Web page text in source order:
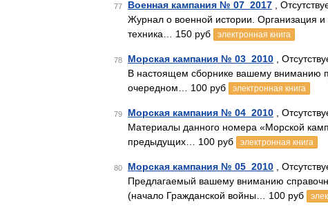
77 Военная кампания № 07_2017 ,
Журнал о военной истории. Организация и
техника… 150 руб
электронная книга
78 Морская кампания № 03_2010 ,
В настоящем сборнике вашему вниманию
очередном… 100 руб
электронная книга
79 Морская кампания № 04_2010 ,
Материалы данного номера «Морской
предыдущих… 100 руб
электронная книга
80 Морская кампания № 05_2010 ,
Предлагаемый вашему вниманию
(начало Гражданской войны… 100 руб